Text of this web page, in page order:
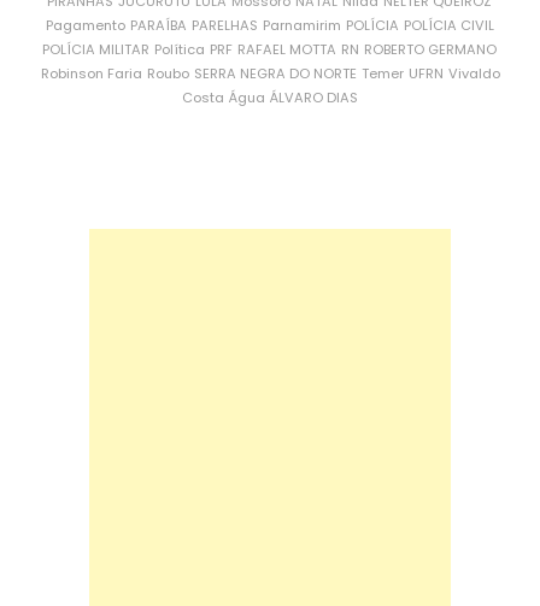
Pagamento PARAÍBA PARELHAS Parnamirim POLÍCIA POLÍCIA CIVIL
POLÍCIA MILITAR Política PRF RAFAEL MOTTA RN ROBERTO GERMANO
Robinson Faria Roubo SERRA NEGRA DO NORTE Temer UFRN Vivaldo
Costa Água ÁLVARO DIAS